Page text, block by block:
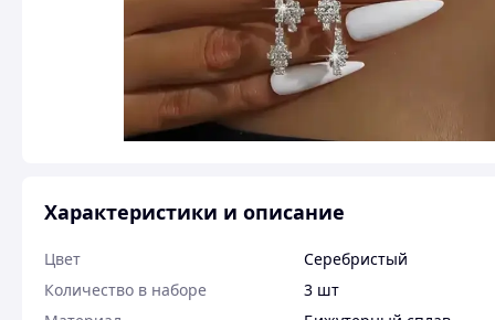
Характеристики и описание
Цвет
Серебристый
Количество в наборе
3 шт